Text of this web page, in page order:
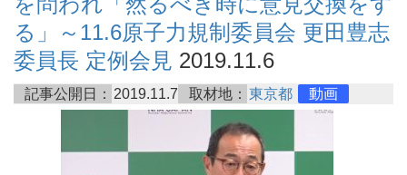
る」～11.6原子力規制委員会 更田豊志
委員長 定例会見 2019.11.6
記事公開日： 2019.11.7 取材地： 東京都 動画